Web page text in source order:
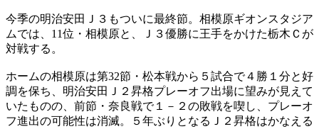
今季の明治安田Ｊ３もついに最終節。相模原ギオンスタジア
ムでは、11位・相模原と、Ｊ３優勝に王手をかけた栃木Ｃが
対戦する。
ホームの相模原は第32節・松本戦から５試合で４勝１分と好
調を保ち、明治安田Ｊ２昇格プレーオフ出場に望みが見えて
いたものの、前節・奈良戦で１－２の敗戦を喫し、プレーオ
フ進出の可能性は消滅。５年ぶりとなるＪ２昇格はかなえる